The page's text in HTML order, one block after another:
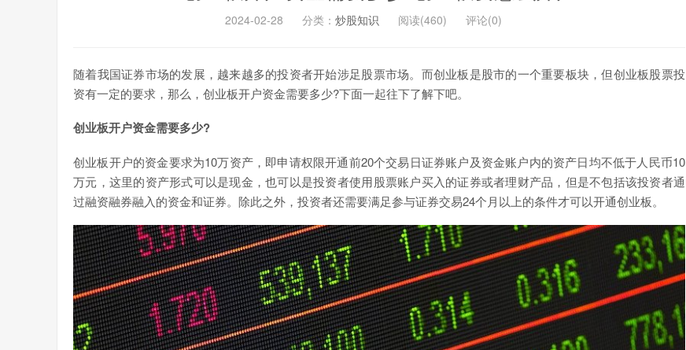
2024-02-28 分类： 炒股知识 阅读(460) 评论(0)
随着我国证券市场的发展，越来越多的投资者开始涉足股票市场。而创业板是股市的一个重要板块，但创业板股票投
资有一定的要求，那么，创业板开户资金需要多少?下面一起往下了解下吧。
创业板开户资金需要多少?
创业板开户的资金要求为10万资产，即申请权限开通前20个交易日证券账户及资金账户内的资产日均不低于人民币10
万元，这里的资产形式可以是现金，也可以是投资者使用股票账户买入的证券或者理财产品，但是不包括该投资者通
过融资融券融入的资金和证券。除此之外，投资者还需要满足参与证券交易24个月以上的条件才可以开通创业板。